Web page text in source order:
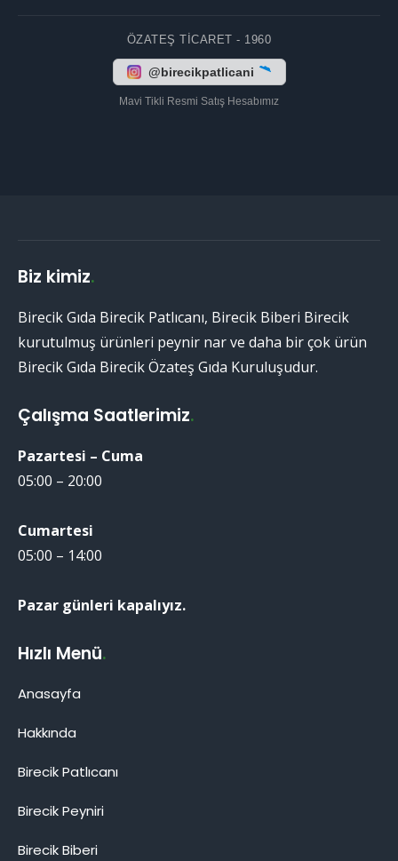
ÖZATEŞ TICARET - 1960
@birecikpatlicani
Mavi Tikli Resmi Satış Hesabımız
Biz kimiz.
Birecik Gıda Birecik Patlıcanı, Birecik Biberi Birecik
kurutulmuş ürünleri peynir nar ve daha bir çok ürün
Birecik Gıda Birecik Özateş Gıda Kuruluşudur.
Çalışma Saatlerimiz.
Pazartesi – Cuma
05:00 – 20:00
Cumartesi
05:00 – 14:00
Pazar günleri kapalıyız.
Hızlı Menü.
Anasayfa
Hakkında
Birecik Patlıcanı
Birecik Peyniri
Birecik Biberi